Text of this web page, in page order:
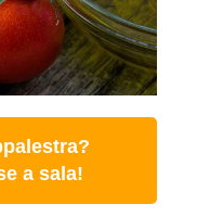
a sala!